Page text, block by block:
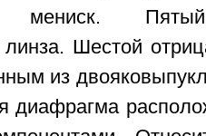
мениск.
Шестой
из
диафрагма